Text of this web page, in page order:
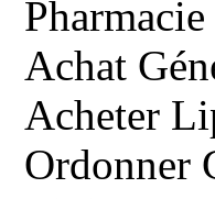
Achat
Acheter
Ordonner